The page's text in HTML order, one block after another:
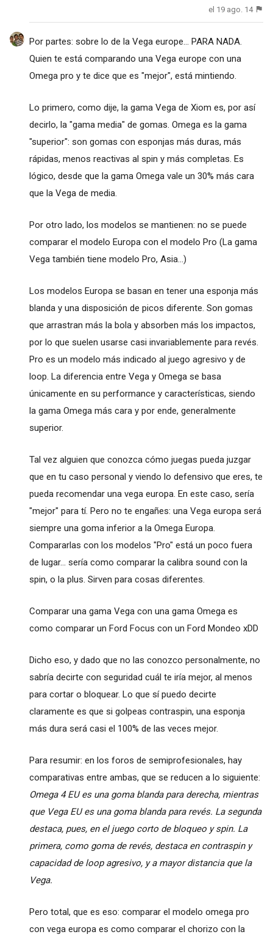
el 19 ago. 14
Por partes: sobre lo de la Vega europe... PARA NADA.
Quien te está comparando una Vega europe con una
Omega pro y te dice que es "mejor", está mintiendo.
Lo primero, como dije, la gama Vega de Xiom es, por así
decirlo, la "gama media" de gomas. Omega es la gama
"superior": son gomas con esponjas más duras, más
rápidas, menos reactivas al spin y más completas. Es
lógico, desde que la gama Omega vale un 30% más cara
que la Vega de media.
Por otro lado, los modelos se mantienen: no se puede
comparar el modelo Europa con el modelo Pro (La gama
Vega también tiene modelo Pro, Asia...)
Los modelos Europa se basan en tener una esponja más
blanda y una disposición de picos diferente. Son gomas
que arrastran más la bola y absorben más los impactos,
por lo que suelen usarse casi invariablemente para revés.
Pro es un modelo más indicado al juego agresivo y de
loop. La diferencia entre Vega y Omega se basa
únicamente en su performance y características, siendo
la gama Omega más cara y por ende, generalmente
superior.
Tal vez alguien que conozca cómo juegas pueda juzgar
que en tu caso personal y viendo lo defensivo que eres, te
pueda recomendar una vega europa. En este caso, sería
"mejor" para tí. Pero no te engañes: una Vega europa será
siempre una goma inferior a la Omega Europa.
Compararlas con los modelos "Pro" está un poco fuera
de lugar... sería como comparar la calibra sound con la
spin, o la plus. Sirven para cosas diferentes.
Comparar una gama Vega con una gama Omega es
como comparar un Ford Focus con un Ford Mondeo xDD
Dicho eso, y dado que no las conozco personalmente, no
sabría decirte con seguridad cuál te iría mejor, al menos
para cortar o bloquear. Lo que sí puedo decirte
claramente es que si golpeas contraspin, una esponja
más dura será casi el 100% de las veces mejor.
Para resumir: en los foros de semiprofesionales, hay
comparativas entre ambas, que se reducen a lo siguiente:
Omega 4 EU es una goma blanda para derecha, mientras
que Vega EU es una goma blanda para revés. La segunda
destaca, pues, en el juego corto de bloqueo y spin. La
primera, como goma de revés, destaca en contraspin y
capacidad de loop agresivo, y a mayor distancia que la
Vega.
Pero total, que es eso: comparar el modelo omega pro
con vega europa es como comparar el chorizo con la